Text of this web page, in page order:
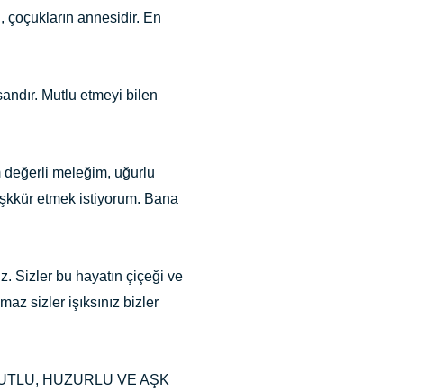
çoçukların annesidir. En
Mutlu etmeyi bilen
değerli meleğim, uğurlu
etmek istiyorum. Bana
Sizler bu hayatın çiçeği ve
sizler işıksınız bizler
HUZURLU VE AŞK